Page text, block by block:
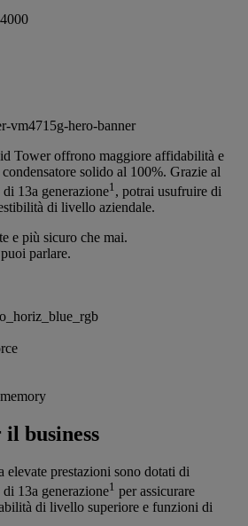
Tower offrono maggiore affidabilità e
solido al 100%. Grazie al
13a generazione1 , potrai usufruire di
di livello aziendale.
e più sicuro che mai.
parlare.
business
elevate prestazioni sono dotati di
13a generazione1 per assicurare
di livello superiore e funzioni di